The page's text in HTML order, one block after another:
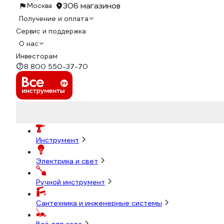
Москва 306 магазинов
Получение и оплата
Сервис и поддержка
О нас
Инвесторам
8 800 550-37-70
Инструмент
Электрика и свет
Ручной инструмент
Сантехника и инженерные системы